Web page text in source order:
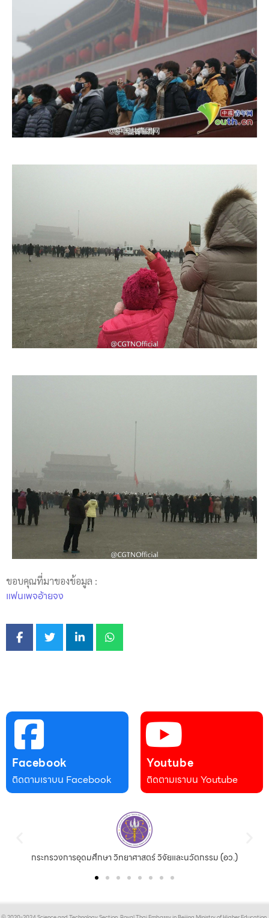
ขอบคุณที่มาของข้อมูล :
แฟนเพจอ้ายจง
Facebook
ติดตามเราบน Facebook
Youtube
ติดตามเราบน Youtube
กระทรวงการอุดมศึกษา วิทยาศาสตร์ วิจัยและนวัตกรรม (อว.)